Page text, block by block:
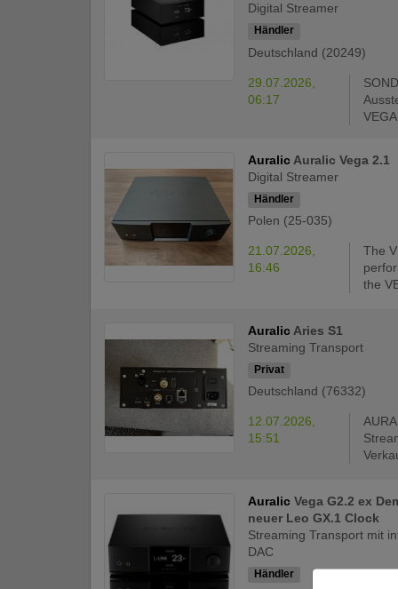
Digital Streamer
Händler
Deutschland (20249)
29.07.2026,
06:17
Auralic Auralic Vega 2.1
Digital Streamer
Händler
Polen (25-035)
21.07.2026,
16:46
The
the
Auralic Aries S1
Streaming Transport
Privat
Deutschland (76332)
12.07.2026,
15:51
AuralicVega G2.2 ex
neuer Leo GX.1 Clock
Streaming Transport mit
DAC
Händler